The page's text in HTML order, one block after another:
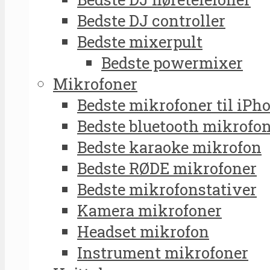
Bedste DJ controller
Bedste mixerpult
Bedste powermixer
Mikrofoner
Bedste mikrofoner til
Bedste bluetooth
Bedste karaoke mikrofon
Bedste RØDE mikrofoner
Bedste mikrofonstativer
Kamera mikrofoner
Headset mikrofon
Instrument mikrofoner